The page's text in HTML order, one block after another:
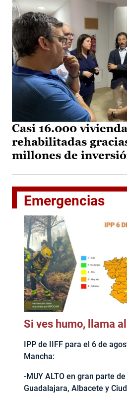
Casi 16.000
rehabilitadas
millones de
Emergencias
Si ves humo, llama
IPP de IIFF para el 6 de
Mancha:
-MUY ALTO en gran parte
Guadalajara, Albacete y